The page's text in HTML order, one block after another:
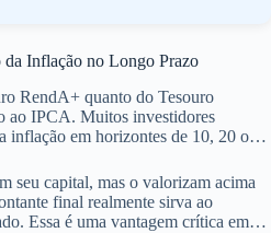
o tempo de aplicação.
Inflação no Longo Prazo
RendA+ quanto do Tesouro
ao IPCA. Muitos investidores
inflação em horizontes de 10, 20 ou
no futuro, caso não haja uma
seu capital, mas o valorizam acima
final realmente sirva ao
Essa é uma vantagem crítica em